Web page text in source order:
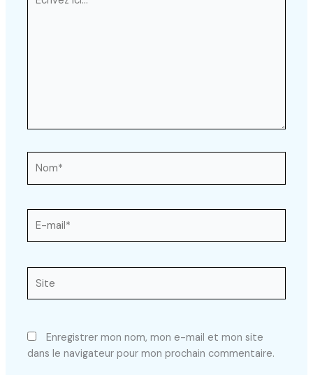
ici…
mail*
Enregistrer mon nom, mon e-mail et mon site
dans le navigateur pour mon prochain commentaire.